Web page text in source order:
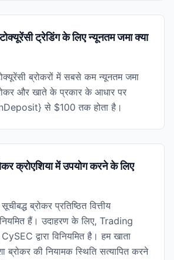
ट्रेडिंग के लिए न्यूनतम जमा क्या
ब्रोकरों में सबसे कम न्यूनतम जमा
और खाते के प्रकार के आधार पर
से $100 तक होता है।
क्रोएशिया में उपयोग करने के लिए
ब्रोकर प्रतिष्ठित वित्तीय
हैं। उदाहरण के लिए, Trading
द्वारा विनियमित है। हम खाता
की नियामक स्थिति सत्यापित करने